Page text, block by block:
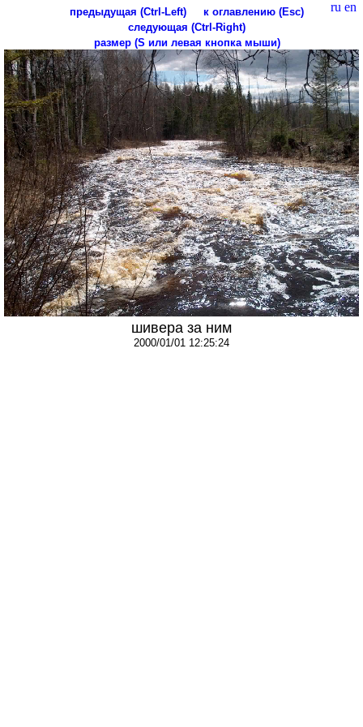
ru en
предыдущая (Ctrl-Left)
к оглавлению (Esc)
следующая (Ctrl-Right)
размер (S или левая кнопка мыши)
шивера за ним
2000/01/01 12:25:24